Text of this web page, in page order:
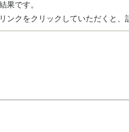
果です。
ンクをクリックしていただくと